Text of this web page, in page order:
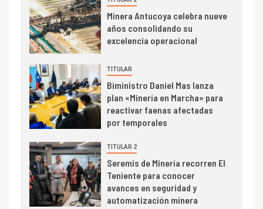
3 I+D
PIB minero impacta el
crecimiento regional: Banco
Central reporta resultados
trimestre
4 I+D
Informe bimensual de
Cochilco: precio del cobre
alcanza máximos por escasez
de concentrados
5 I+D
Estudio revela cómo el precio
del cobre y educación superior
se relacionan en zonas
mineras
Minera Antucoya celebra nueve
años consolidando su
excelencia operacional
TITULAR
Biministro Daniel Mas lanza
plan «Minería en Marcha» para
reactivar faenas afectadas
por temporales
TITULAR 2
Seremis de Minería recorren El
Teniente para conocer
avances en seguridad y
automatización minera